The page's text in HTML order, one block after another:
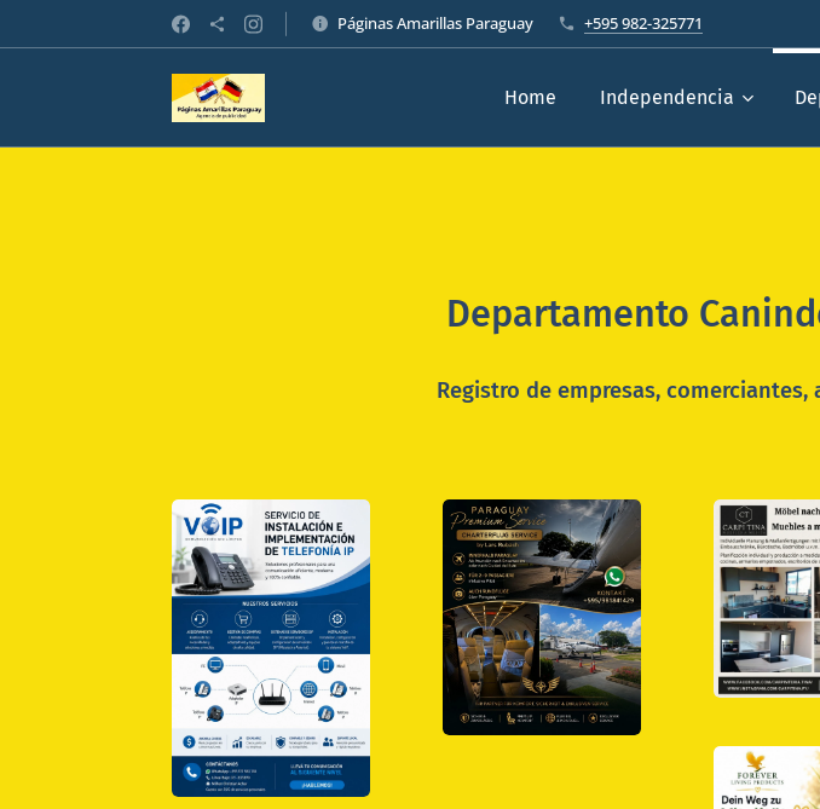
Páginas Amarillas Paraguay +595 982-325771
Home Independencia
Departamento
Registro de empresas, comerciantes,